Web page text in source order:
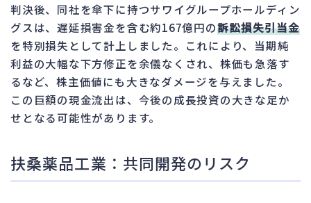
判決後、同社を傘下に持つサワイグループホールディン
グスは、遅延損害金を含む約167億円の訴訟損失引当金
を特別損失として計上しました。これにより、当期純
利益の大幅な下方修正を余儀なくされ、株価も急落す
るなど、株主価値にも大きなダメージを与えました。
この巨額の現金流出は、今後の成長投資の大きな足か
せとなる可能性があります。
扶桑薬品工業：共同開発のリスク